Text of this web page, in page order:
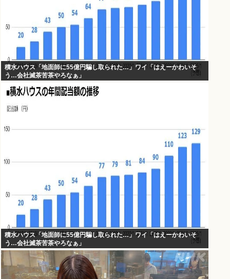
積水ハウス「地面師に55億円騙し取られた…」ワイ「はえーかわいそ
う…会社滅茶苦茶やろなぁ」
積水ハウス「地面師に55億円騙し取られた…」ワイ「はえーかわいそ
う…会社滅茶苦茶やろなぁ」